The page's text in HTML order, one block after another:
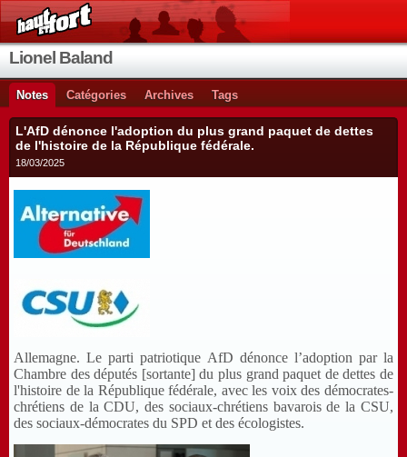
Lionel Baland
Notes Catégories Archives Tags
L'AfD dénonce l'adoption du plus grand paquet de dettes
de l'histoire de la République fédérale.
18/03/2025
Allemagne. Le parti patriotique AfD dénonce l’adoption par la
Chambre des députés [sortante] du plus grand paquet de dettes de
l'histoire de la République fédérale, avec les voix des démocrates-
chrétiens de la CDU, des sociaux-chrétiens bavarois de la CSU,
des sociaux-démocrates du SPD et des écologistes.